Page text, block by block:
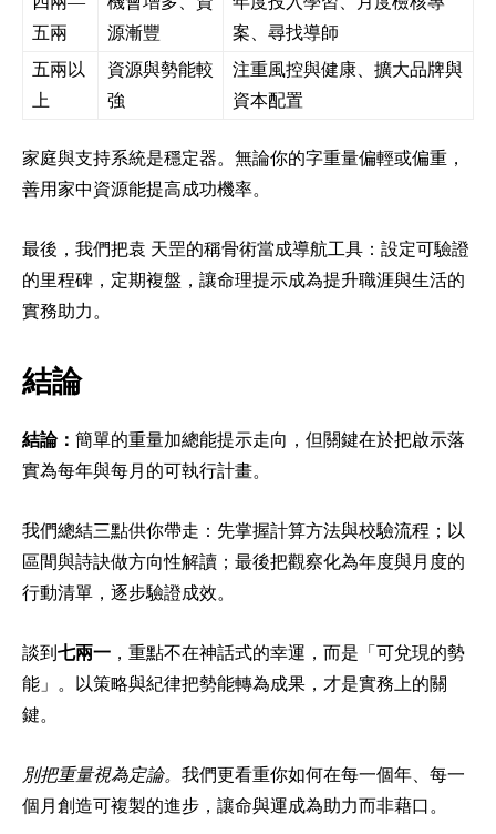
五兩
源漸豐
案、尋找導師
五兩以
上
資源與勢能較
強
注重風控與健康、擴大品牌與
資本配置
家庭與支持系統是穩定器。無論你的字重量偏輕或偏重，
善用家中資源能提高成功機率。
最後，我們把袁 天罡的稱骨術當成導航工具：設定可驗證
的里程碑，定期複盤，讓命理提示成為提升職涯與生活的
實務助力。
結論
結論： 簡單的重量加總能提示走向，但關鍵在於把啟示落
實為每年與每月的可執行計畫。
我們總結三點供你帶走：先掌握計算方法與校驗流程；以
區間與詩訣做方向性解讀；最後把觀察化為年度與月度的
行動清單，逐步驗證成效。
談到 七兩一 ，重點不在神話式的幸運，而是「可兌現的勢
能」。以策略與紀律把勢能轉為成果，才是實務上的關
鍵。
別把重量視為定論。 我們更看重你如何在每一個年、每一
個月創造可複製的進步，讓命與運成為助力而非藉口。